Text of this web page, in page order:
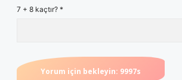
7 + 8 kaçtır? *